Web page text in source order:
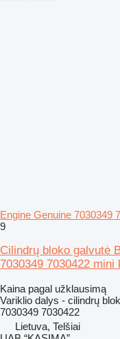
Engine Genuine 7030349
9
Cilindrų bloko galvutė
7030349 7030422
Kaina pagal užklausimą
Variklio dalys - cilindrų
7030349 7030422
Lietuva, Telšiai